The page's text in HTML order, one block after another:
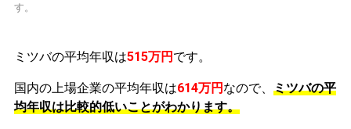
す。
ミツバの平均年収は515万円 です。
国内の上場企業の平均年収は614万円 なので、 ミツバの平
均年収は比較的低いことがわかります。